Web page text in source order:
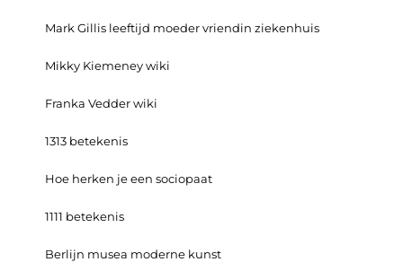
Mark Gillis leeftijd moeder vriendin ziekenhuis
Mikky Kiemeney wiki
Franka Vedder wiki
1313 betekenis
Hoe herken je een sociopaat
1111 betekenis
Berlijn musea moderne kunst